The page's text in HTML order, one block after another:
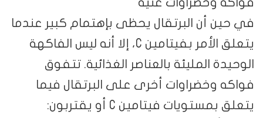
في حين أن البرتقال يحظى بإهتمام كبير عندما
يتعلق الأمر بفيتامين C، إلا أنه ليس الفاكهة
الوحيدة المليئة بالعناصر الغذائية. تتفوق
فواكه وخضراوات أخرى على البرتقال فيما
يتعلق بمستويات فيتامين C أو يقتربون: